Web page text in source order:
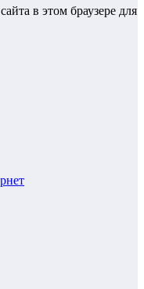
в этом браузере для